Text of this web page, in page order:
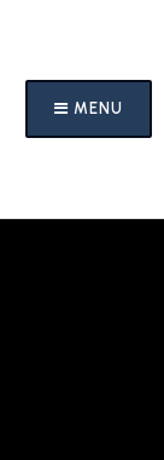
MENU